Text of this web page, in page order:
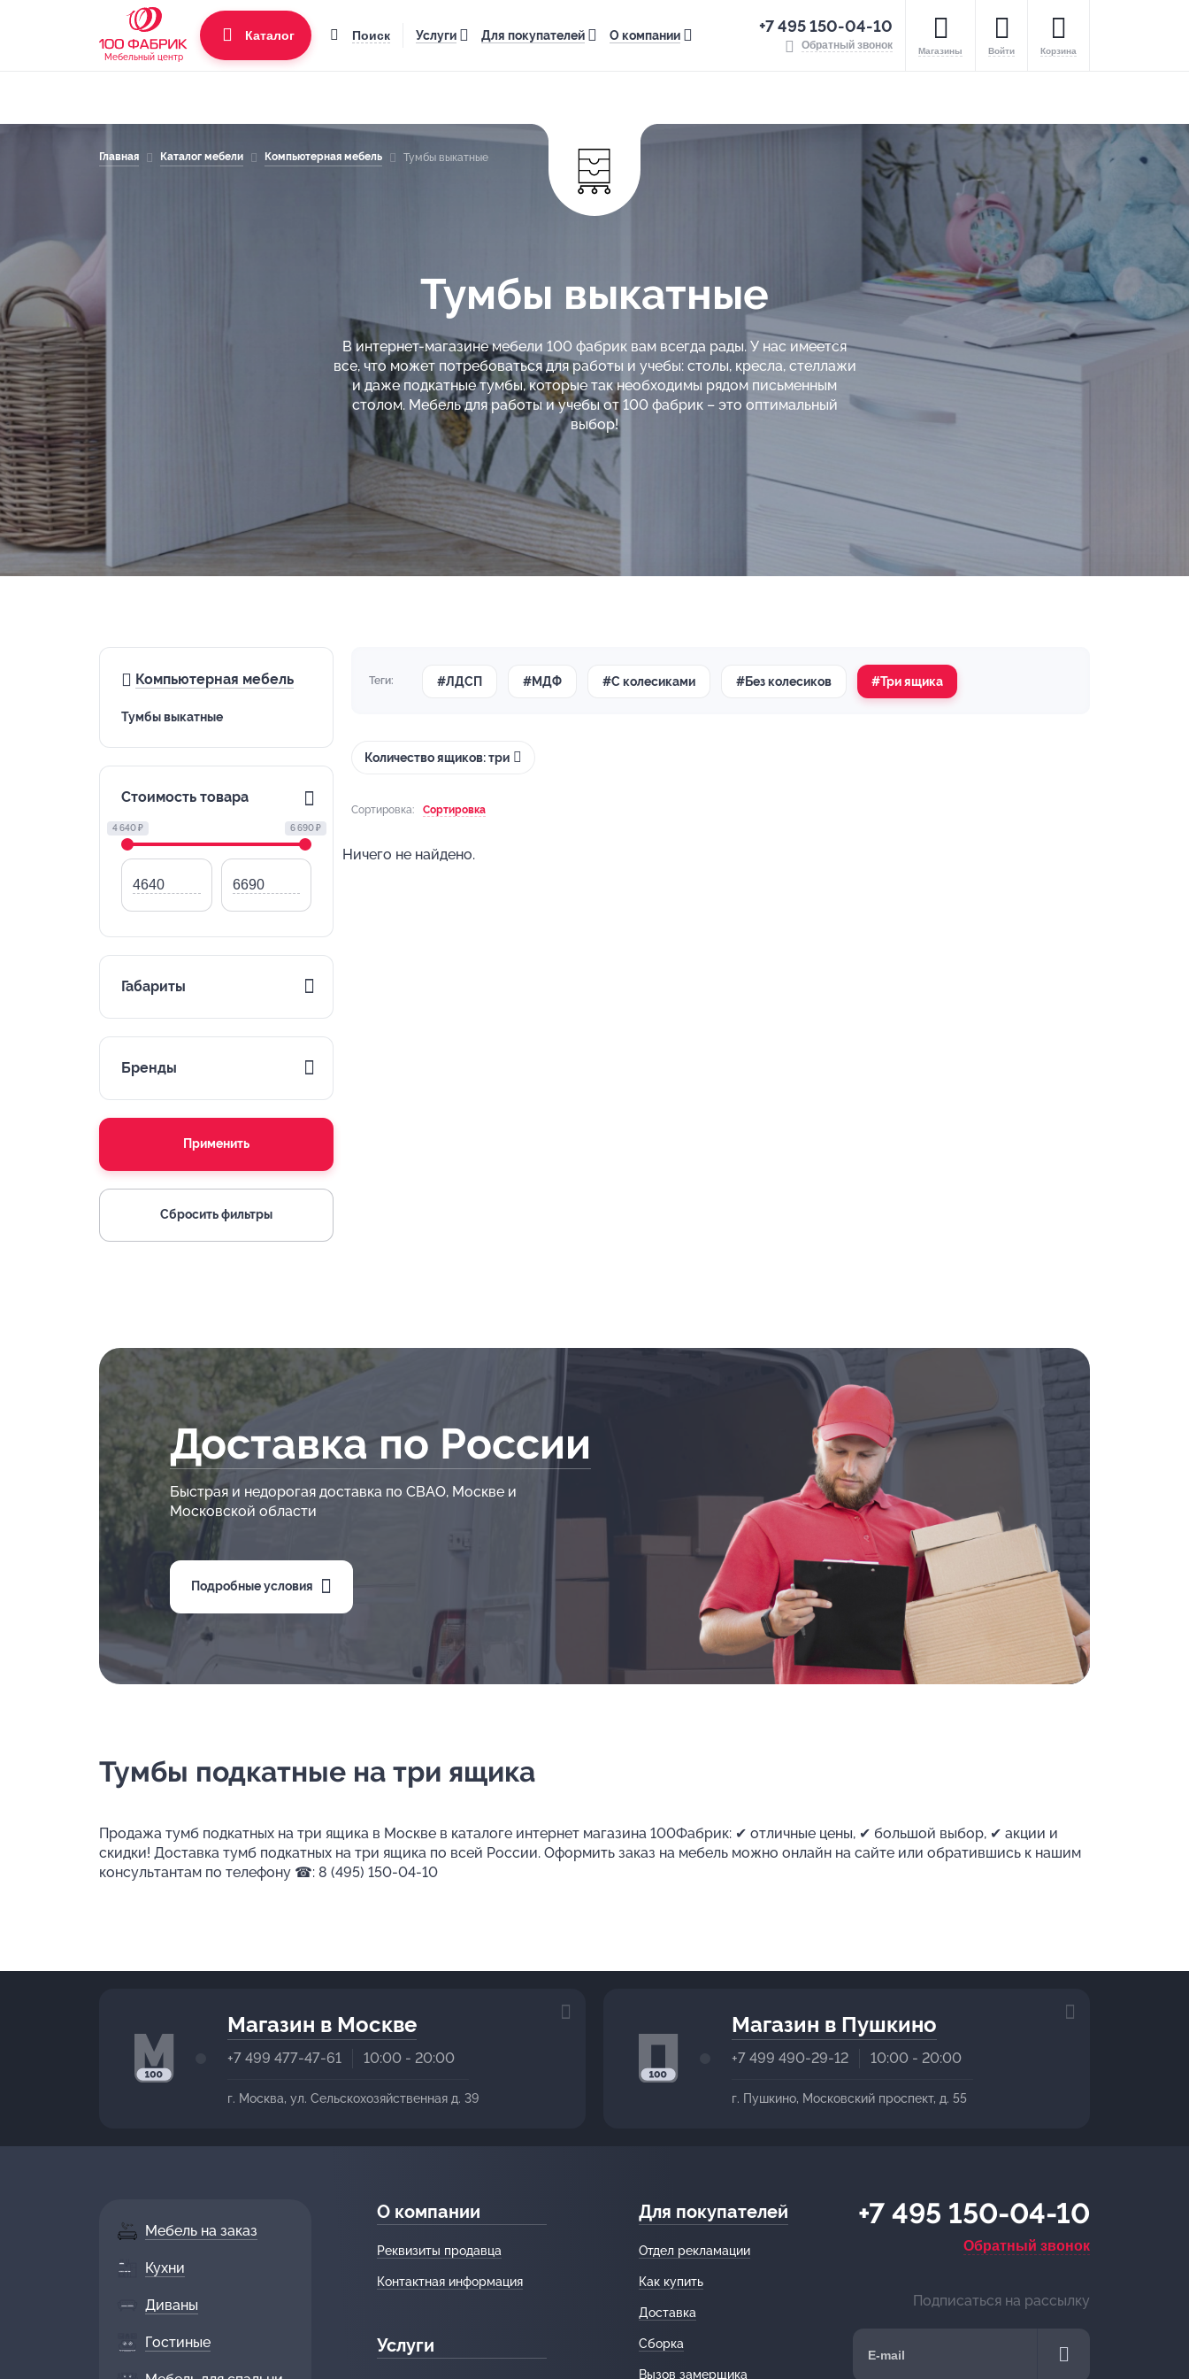
Мебельный центр
Каталог Поиск Услуги Для покупателей О компании +7 495 150-04-10
Обратный звонок Магазины Войти Корзина
Главная Каталог мебели Компьютерная мебель Тумбы выкатные
Тумбы выкатные
В интернет-магазине мебели 100 фабрик вам всегда рады. У нас имеется
все, что может потребоваться для работы и учебы: столы, кресла, стеллажи
и даже подкатные тумбы, которые так необходимы рядом письменным
столом. Мебель для работы и учебы от 100 фабрик – это оптимальный
выбор!
Компьютерная мебель
Тумбы выкатные
Стоимость товара
4 640 ₽ 6 690 ₽
Габариты
Бренды
Применить
Сбросить фильтры
Теги: #ЛДСП #МДФ #С колесиками #Без колесиков #Три ящика
Количество ящиков: три
Сортировка: Сортировка
Ничего не найдено.
Доставка по России
Быстрая и недорогая доставка по СВАО, Москве и
Московской области
Подробные условия
Тумбы подкатные на три ящика
Продажа тумб подкатных на три ящика в Москве в каталоге интернет магазина 100Фабрик: ✔ отличные цены, ✔ большой выбор, ✔ акции и
скидки! Доставка тумб подкатных на три ящика по всей России. Оформить заказ на мебель можно онлайн на сайте или обратившись к нашим
консультантам по телефону ☎: 8 (495) 150-04-10
Магазин в Москве
+7 499 477-47-61 10:00 - 20:00
г. Москва, ул. Сельскохозяйственная д. 39
Магазин в Пушкино
+7 499 490-29-12 10:00 - 20:00
г. Пушкино, Московский проспект, д. 55
Мебель на заказ
Кухни
Диваны
Гостиные
О компании
Реквизиты продавца
Контактная информация
Услуги
Для покупателей
Отдел рекламации
Как купить
Доставка
Сборка
Вызов замерщика
+7 495 150-04-10
Обратный звонок
Подписаться на рассылку